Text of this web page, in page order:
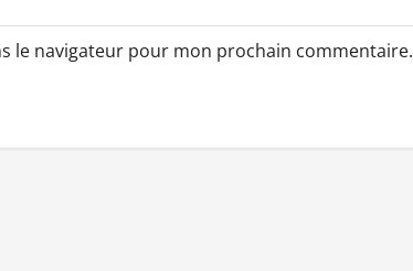
le navigateur pour mon prochain commentaire.